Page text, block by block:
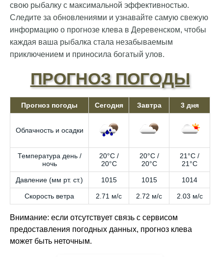
свою рыбалку с максимальной эффективностью.
Следите за обновлениями и узнавайте самую свежую
информацию о прогнозе клева в Деревенском, чтобы
каждая ваша рыбалка стала незабываемым
приключением и приносила богатый улов.
ПРОГНОЗ ПОГОДЫ
Прогноз погоды Сегодня Завтра 3 дня
Облачность и осадки
Температура день /
ночь
20°C /
20°C
20°C /
20°C
21°C /
21°C
Давление (мм рт. ст.) 1015 1015 1014
Скорость ветра 2.71 м/с 2.72 м/с 2.03 м/с
Внимание: если отсутствует связь с сервисом
предоставления погодных данных, прогноз клева
может быть неточным.